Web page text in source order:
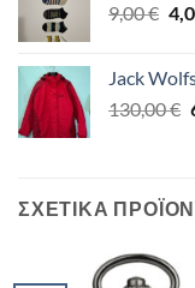
9,00€
Jack
130,00€
ΣΧΕΤΙΚΆ